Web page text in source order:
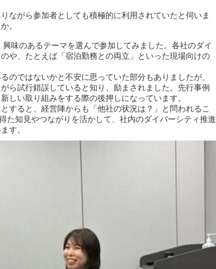
ながら参加者としても積極的に利用されていたと伺いま
。
味のあるテーマを選んで参加してみました。各社のダイ
や、たとえば「宿泊勤務との両立」といった現場向けの
のではないかと不安に思っていた部分もありましたが、
ら試行錯誤していると知り、励まされました。先行事例
しい取り組みをする際の後押しになっています。
すると、経営陣からも「他社の状況は？」と問われるこ
た知見やつながりを活かして、社内のダイバーシティ推進
す。